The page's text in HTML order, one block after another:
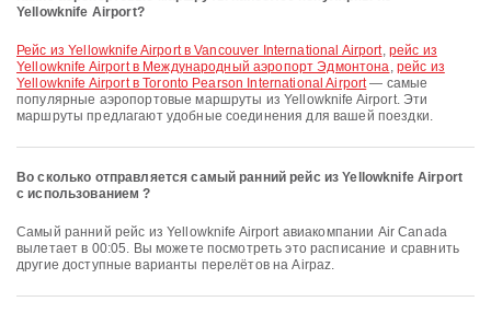
Yellowknife Airport?
рейс из Yellowknife Airport в Vancouver International Airport, рейс из
Yellowknife Airport в Международный аэропорт Эдмонтона, рейс из
Yellowknife Airport в Toronto Pearson International Airport— самые
популярные аэропортовые маршруты из Yellowknife Airport. Эти
маршруты предлагают удобные соединения для вашей поездки.
Во сколько отправляется самый ранний рейс из Yellowknife Airport
с использованием ?
Самый ранний рейс из Yellowknife Airport авиакомпании Air Canada
вылетает в 00:05. Вы можете посмотреть это расписание и сравнить
другие доступные варианты перелётов на Airpaz.